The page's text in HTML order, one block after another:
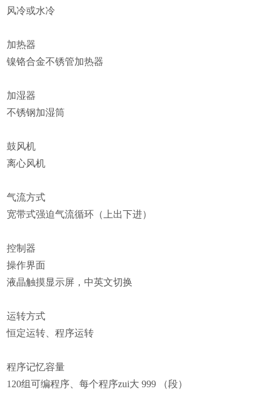
风冷或水冷
加热器
镍铬合金不锈管加热器
加湿器
不锈钢加湿筒
鼓风机
离心风机
气流方式
宽带式强迫气流循环（上出下进）
控制器
操作界面
液晶触摸显示屏，中英文切换
运转方式
恒定运转、程序运转
程序记忆容量
120组可编程序、每个程序zui大 999 （段）